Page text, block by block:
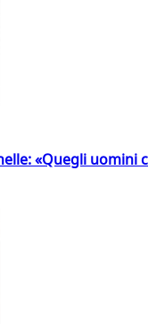
«Quegli uomini